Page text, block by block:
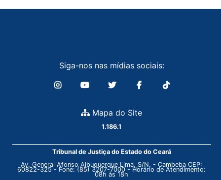
Siga-nos nas mídias sociais:
Mapa do Site
1.186.1
Tribunal de Justiça do Estado do Ceará
Av. General Afonso Albuquerque Lima, S/N. - Cambeba CEP:
60822-325 - Fone: (85) 3207-7000 - Horário de Atendimento:
08h às 18h